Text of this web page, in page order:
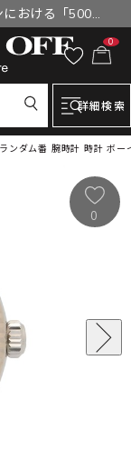
おける「500円
ついて
0
詳細検索
ンダム番 腕時計 時計 ボ
0